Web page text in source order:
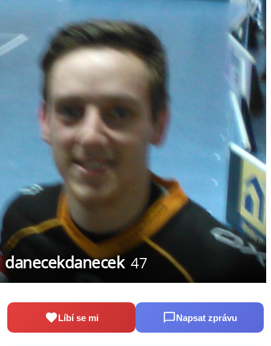
danecekdanecek 47
Líbí se mi Napsat zprávu